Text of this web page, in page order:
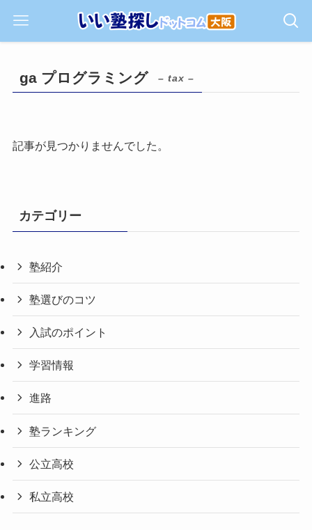
ga プログラミング – tax –
記事が見つかりませんでした。
カテゴリー
塾紹介
塾選びのコツ
入試のポイント
学習情報
進路
塾ランキング
公立高校
私立高校